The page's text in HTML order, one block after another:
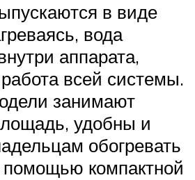
в виде
вода
аппарата,
всей системы.
занимают
удобны и
обогревать
компактной